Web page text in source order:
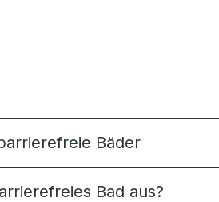
Bäder
Bad aus?